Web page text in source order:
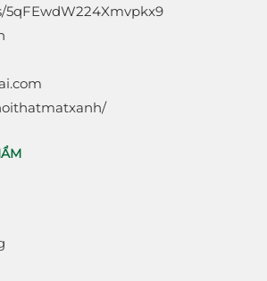
5qFEwdW224Xmvpkx9